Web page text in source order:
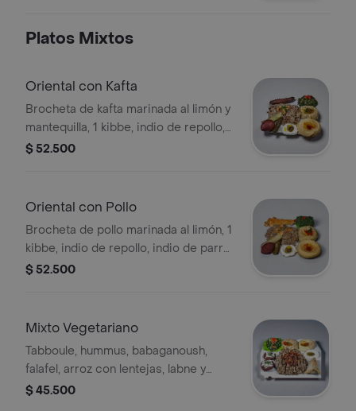
Platos Mixtos
Oriental con Kafta
Brocheta de kafta marinada al limón y
mantequilla, 1 kibbe, indio de repollo,
indio de parra, arroz con almendra,
$ 52.500
Oriental con Pollo
Brocheta de pollo marinada al limón, 1
kibbe, indio de repollo, indio de parra,
arroz con almendra, hummus y
$ 52.500
Mixto Vegetariano
Tabboule, hummus, babaganoush,
falafel, arroz con lentejas, labne y
empanada de espinaca, acompañado
$ 45.500